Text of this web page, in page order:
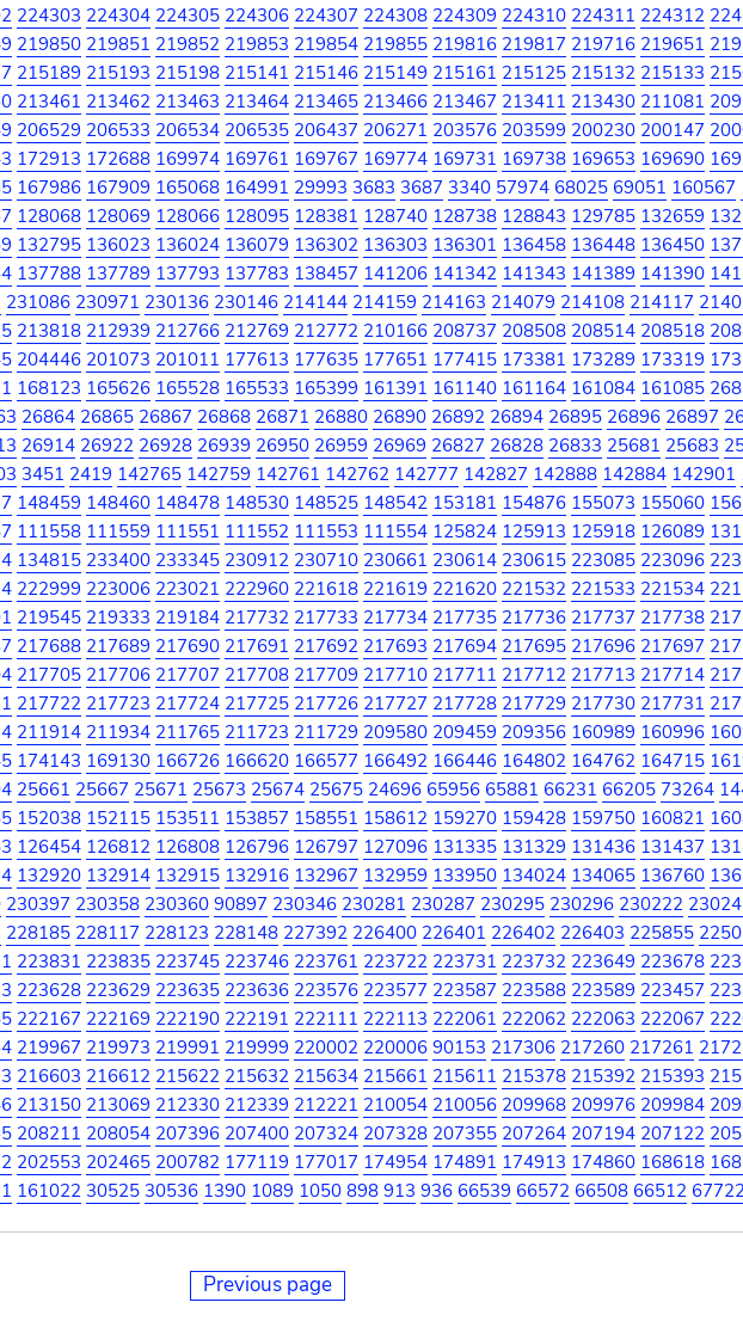
224303 224304 224305 224306 224307 224308 224309 224310 224311 224312
219850 219851 219852 219853 219854 219855 219816 219817 219716 219651
215189 215193 215198 215141 215146 215149 215161 215125 215132 215133
213461 213462 213463 213464 213465 213466 213467 213411 213430 211081
206529 206533 206534 206535 206437 206271 203576 203599 200230 200147
172913 172688 169974 169761 169767 169774 169731 169738 169653 169690
167986 167909 165068 164991 29993 3683 3687 3340 57974 68025 69051 160567
128068 128069 128066 128095 128381 128740 128738 128843 129785 132659
132795 136023 136024 136079 136302 136303 136301 136458 136448 136450
137788 137789 137793 137783 138457 141206 141342 141343 141389 141390
231086 230971 230136 230146 214144 214159 214163 214079 214108 214117
213818 212939 212766 212769 212772 210166 208737 208508 208514 208518
204446 201073 201011 177613 177635 177651 177415 173381 173289 173319
168123 165626 165528 165533 165399 161391 161140 161164 161084 161085
26864 26865 26867 26868 26871 26880 26890 26892 26894 26895 26896 26897
26914 26922 26928 26939 26950 26959 26969 26827 26828 26833 25681 25683
3451 2419 142765 142759 142761 142762 142777 142827 142888 142884 142901
148459 148460 148478 148530 148525 148542 153181 154876 155073 155060
111558 111559 111551 111552 111553 111554 125824 125913 125918 126089
134815 233400 233345 230912 230710 230661 230614 230615 223085 223096
222999 223006 223021 222960 221618 221619 221620 221532 221533 221534
219545 219333 219184 217732 217733 217734 217735 217736 217737 217738
217688 217689 217690 217691 217692 217693 217694 217695 217696 217697
217705 217706 217707 217708 217709 217710 217711 217712 217713 217714
217722 217723 217724 217725 217726 217727 217728 217729 217730 217731
211914 211934 211765 211723 211729 209580 209459 209356 160989 160996
174143 169130 166726 166620 166577 166492 166446 164802 164762 164715
25661 25667 25671 25673 25674 25675 24696 65956 65881 66231 66205 73264
152038 152115 153511 153857 158551 158612 159270 159428 159750 160821
126454 126812 126808 126796 126797 127096 131335 131329 131436 131437
132920 132914 132915 132916 132967 132959 133950 134024 134065 136760
230397 230358 230360 90897 230346 230281 230287 230295 230296 230222
228185 228117 228123 228148 227392 226400 226401 226402 226403 225855
223831 223835 223745 223746 223761 223722 223731 223732 223649 223678
223628 223629 223635 223636 223576 223577 223587 223588 223589 223457
222167 222169 222190 222191 222111 222113 222061 222062 222063 222067
219967 219973 219991 219999 220002 220006 90153 217306 217260 217261
216603 216612 215622 215632 215634 215661 215611 215378 215392 215393
213150 213069 212330 212339 212221 210054 210056 209968 209976 209984
208211 208054 207396 207400 207324 207328 207355 207264 207194 207122
202553 202465 200782 177119 177017 174954 174891 174913 174860 168618
161022 30525 30536 1390 1089 1050 898 913 936 66539 66572 66508 66512 67722
Previous page